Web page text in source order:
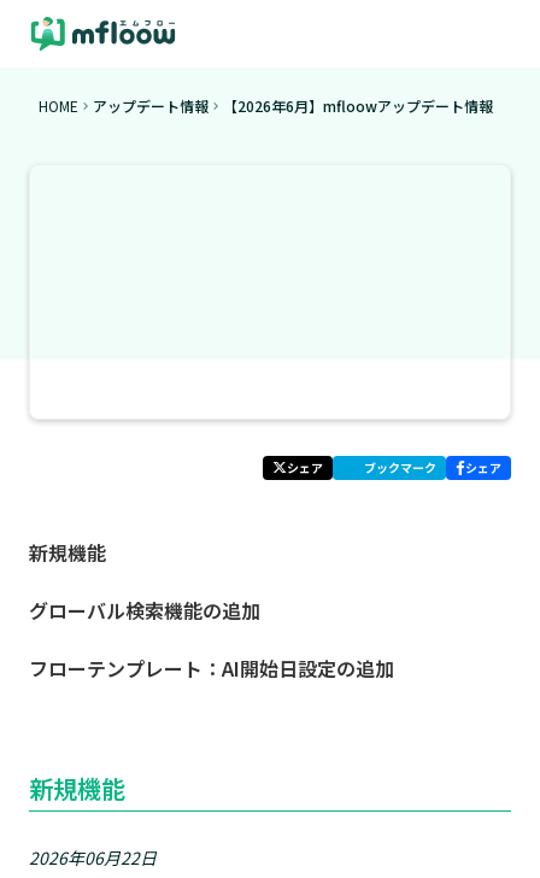
HOME keyboard_arrow_right アップデート情報 keyboard_arrow_right 【2026年6月】mfloowアップデート情報
シェア ブックマーク シェア
新規機能
グローバル検索機能の追加
フローテンプレート：AI開始日設定の追加
新規機能
2026年06月22日